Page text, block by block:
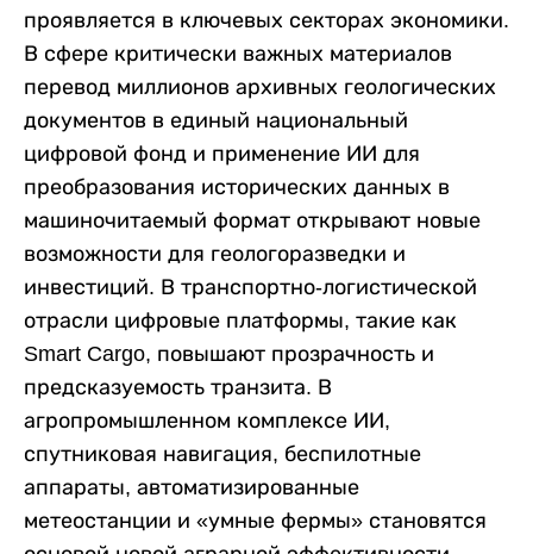
проявляется в ключевых секторах экономики.
В сфере критически важных материалов
перевод миллионов архивных геологических
документов в единый национальный
цифровой фонд и применение ИИ для
преобразования исторических данных в
машиночитаемый формат открывают новые
возможности для геологоразведки и
инвестиций. В транспортно-логистической
отрасли цифровые платформы, такие как
Smart Cargo, повышают прозрачность и
предсказуемость транзита. В
агропромышленном комплексе ИИ,
спутниковая навигация, беспилотные
аппараты, автоматизированные
метеостанции и «умные фермы» становятся